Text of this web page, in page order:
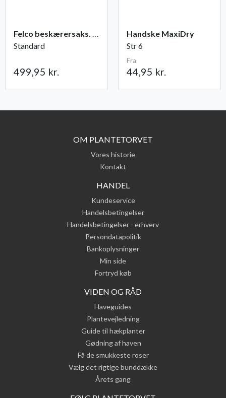
Felco beskærersaks. nr. 2
Standard
499,95 kr.
Handske MaxiDry
Str 6
Fra
44,95 kr.
OM PLANTETORVET
Vores historie
Kontakt
HANDEL
Kundeservice
Handelsbetingelser
Handelsbetingelser - erhverv
Persondatapolitik
Bankoplysninger
Min side
Fortryd køb
VIDEN OG RÅD
Haveguides
Plantevejledning
Guide til hækplanter
Gødning af haven
Få de smukkeste roser
Vælg det rigtige bunddække
Årets gang